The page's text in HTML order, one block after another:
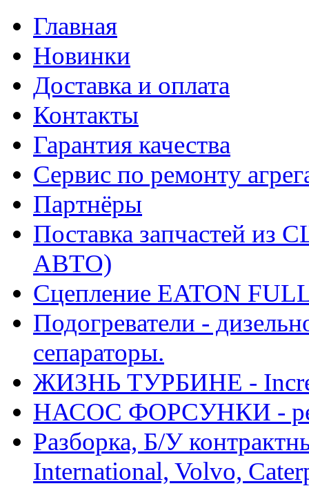
Главная
Новинки
Доставка и оплата
Контакты
Гарантия качества
Сервис по ремонту
Партнёры
Поставка запчастей
АВТО)
Сцепление EATON
Подогреватели -
сепараторы.
ЖИЗНЬ ТУРБИНЕ -
НАСОС ФОРСУНКИ -
Разборка, Б/У
International, Volvo,